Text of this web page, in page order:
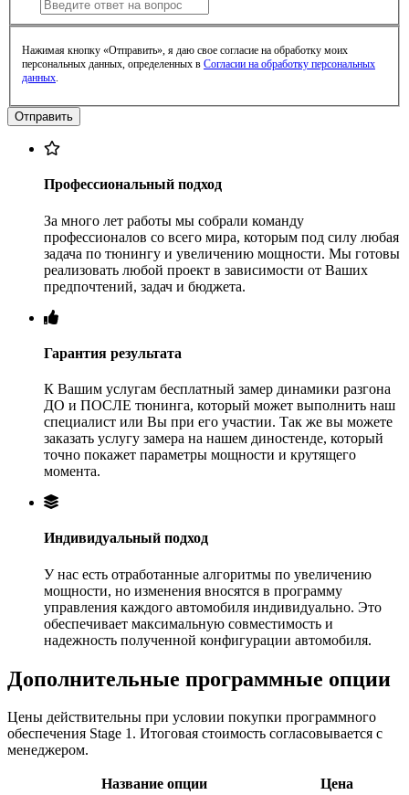
Нажимая кнопку «Отправить», я даю свое согласие на обработку моих
персональных данных, определенных в Согласии на обработку персональных
данных.
Профессиональный подход
За много лет работы мы собрали команду
профессионалов со всего мира, которым под силу любая
задача по тюнингу и увеличению мощности. Мы готовы
реализовать любой проект в зависимости от Ваших
предпочтений, задач и бюджета.
Гарантия результата
К Вашим услугам бесплатный замер динамики разгона
ДО и ПОСЛЕ тюнинга, который может выполнить наш
специалист или Вы при его участии. Так же вы можете
заказать услугу замера на нашем диностенде, который
точно покажет параметры мощности и крутящего
момента.
Индивидуальный подход
У нас есть отработанные алгоритмы по увеличению
мощности, но изменения вносятся в программу
управления каждого автомобиля индивидуально. Это
обеспечивает максимальную совместимость и
надежность полученной конфигурации автомобиля.
Дополнительные программные опции
Цены действительны при условии покупки программного
обеспечения Stage 1. Итоговая стоимость согласовывается с
менеджером.
Название опции
Цена